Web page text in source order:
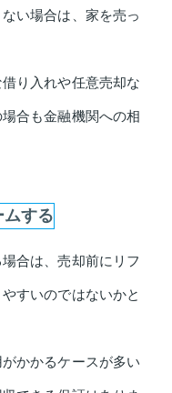
い場合は、家を売っ
り入れや任意売却な
合も金融機関への相
ムする
合は、売却前にリフ
すいのではないかと
かかるケースが多い